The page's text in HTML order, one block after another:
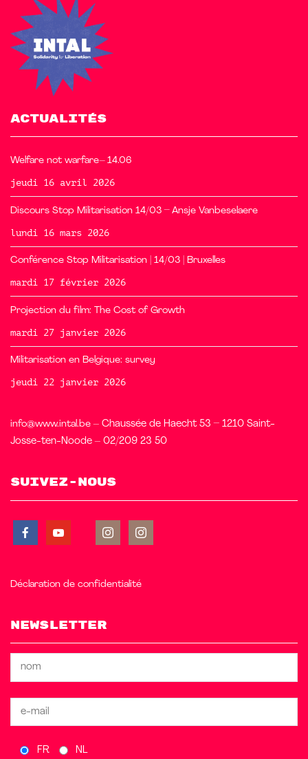
ACTUALITÉS
Welfare not warfare– 14.06
jeudi 16 avril 2026
Discours Stop Militarisation 14/03 – Ansje Vanbeselaere
lundi 16 mars 2026
Conférence Stop Militarisation | 14/03 | Bruxelles
mardi 17 février 2026
Projection du film: The Cost of Growth
mardi 27 janvier 2026
Militarisation en Belgique: survey
jeudi 22 janvier 2026
info@www.intal.be – Chaussée de Haecht 53 – 1210 Saint-
Josse-ten-Noode – 02/209 23 50
Suivez-nous
Déclaration de confidentialité
Newsletter
FR NL